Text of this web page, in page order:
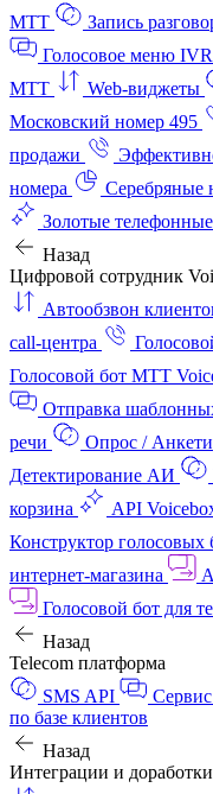
МТТ
Запись
Голосовое меню IVR
МТТ
Web-виджеты
Московский номер 495
продажи
номера
Серебряные
Золотые
Назад
Цифровой сотрудник
Автообзвон
call-центра
Голосовой бот МТТ
Отправка
речи
Опрос /
Детектирование АИ
корзина
API
Конструктор голосовых
интернет‑магазина
Голосовой бот для
Назад
Telecom платформа
SMS API
по базе клиентов
Назад
Интеграции и